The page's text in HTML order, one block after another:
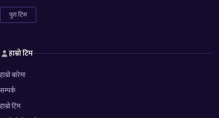
पुरा टिम
हाम्रो टिम
हाम्रो बारेमा
सम्पर्क
हाम्रो टिम